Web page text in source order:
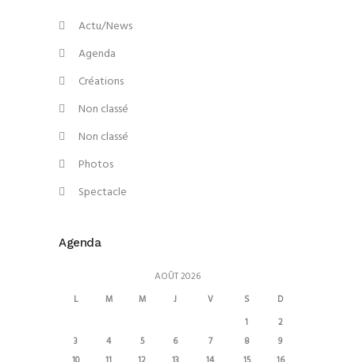
Actu/News
Agenda
Créations
Non classé
Non classé
Photos
Spectacle
Agenda
AOÛT 2026
L M M J V S
D
1
2
3
4 5 6 7 8
9